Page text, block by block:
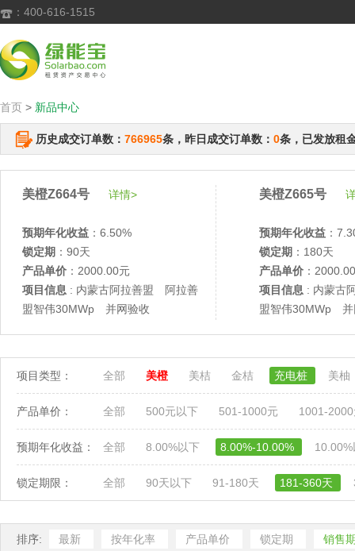
 ：400-616-1515
首页 > 新品中心
历史成交订单数： 766965条，昨日成交订单数： 0条，已发放租
美橙Z664号 详情>
预期年化收益 ：6.50%
锁定期 ：90天
产品单价 ：2000.00元
项目信息 : 内蒙古阿拉善盟 阿拉善
盟智伟30MWp 并网验收
美橙Z665号
预期年化收益 ：
锁定期 ：180天
产品单价 ：
项目信息 : 内蒙古
盟智伟30MWp 并
项目类型： 全部 美橙 美桔 金桔 充电桩 美柚
产品单价： 全部 500元以下 501-1000元 1001-
预期年化收益： 全部 8.00%以下 8.00%-10.00%
锁定期限： 全部 90天以下 91-180天 181-360天
排序: 最新 按年化率 产品单价 锁定期 销售